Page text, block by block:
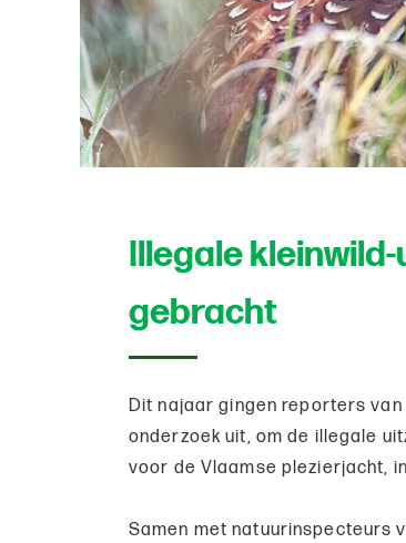
Illegale
gebracht
Dit najaar gingen reporters van
onderzoek uit, om de illegale
voor de Vlaamse plezierjacht,
Samen met natuurinspecteurs